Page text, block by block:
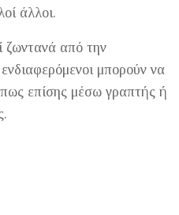
άλλοι.
ζωντανά από την
μπορούν να
επίσης μέσω γραπτής ή